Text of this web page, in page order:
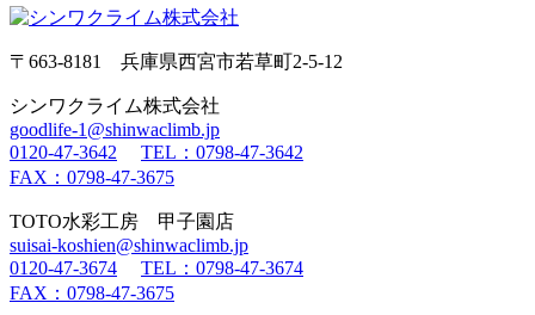
〒663-8181 兵庫県西宮市若草町2-5-12
シンワクライム株式会社
goodlife-1@shinwaclimb.jp
0120-47-3642
TEL：0798-47-3642
FAX：0798-47-3675
TOTO水彩工房 甲子園店
suisai-koshien@shinwaclimb.jp
0120-47-3674
TEL：0798-47-3674
FAX：0798-47-3675